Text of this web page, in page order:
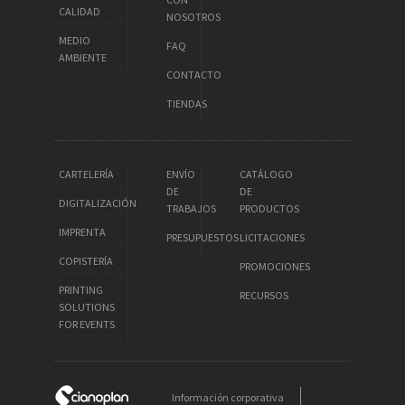
CALIDAD
MEDIO
AMBIENTE
NOSOTROS
FAQ
CONTACTO
TIENDAS
CARTELERÍA
DIGITALIZACIÓN
IMPRENTA
COPISTERÍA
PRINTING
SOLUTIONS
FOR EVENTS
ENVÍO
DE
TRABAJOS
PRESUPUESTOS
CATÁLOGO
DE
PRODUCTOS
LICITACIONES
PROMOCIONES
RECURSOS
Información corporativa